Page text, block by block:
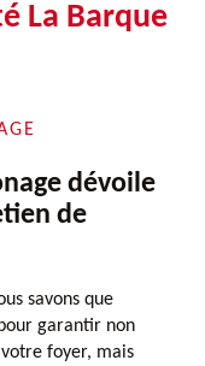
La Barque
dévoile
de
savons que
garantir non
foyer, mais